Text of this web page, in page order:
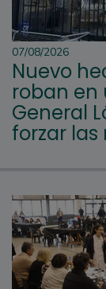
07/08/2026
Nuevo
roban en
General
forzar las